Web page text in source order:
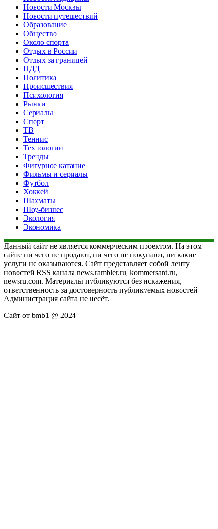
Новости Москвы
Новости путешествий
Образование
Общество
Около спорта
Отдых в России
Отдых за границей
ПДД
Политика
Происшествия
Психология
Рынки
Сериалы
Спорт
ТВ
Теннис
Технологии
Тренды
Фигурное катание
Фильмы и сериалы
Футбол
Хоккей
Шахматы
Шоу-бизнес
Экология
Экономика
Данный сайт не является коммерческим проектом. На этом
сайте ни чего не продают, ни чего не покупают, ни какие
услуги не оказываются. Сайт представляет собой ленту
новостей RSS канала news.rambler.ru, kommersant.ru,
newsru.com. Материалы публикуются без искажения,
ответственность за достоверность публикуемых новостей
Администрация сайта не несёт.
Сайт от bmb1 @ 2024